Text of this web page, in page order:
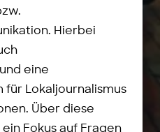
Hierbei
eine
Lokaljournalismus
Über diese
Fokus auf Fragen